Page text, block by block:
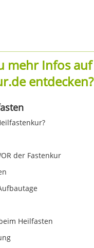
mehr Infos auf
entdecken?
der Fastenkur
Heilfasten